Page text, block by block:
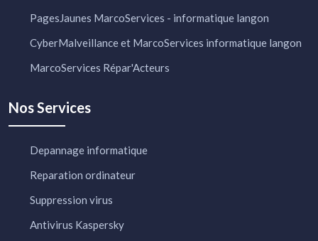
PagesJaunes MarcoServices - informatique langon
CyberMalveillance et MarcoServices informatique langon
MarcoServices Répar'Acteurs
Nos Services
Depannage informatique
Reparation ordinateur
Suppression virus
Antivirus Kaspersky